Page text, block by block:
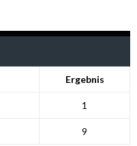
Ergebnis
1
9